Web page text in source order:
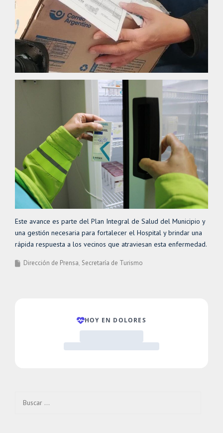
Este avance es parte del Plan Integral de Salud del Municipio y
una gestión necesaria para fortalecer el Hospital y brindar una
rápida respuesta a los vecinos que atraviesan esta enfermedad.
Dirección de Prensa Secretaría de Turismo